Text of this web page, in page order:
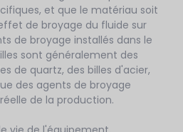
et que le matériau soit
de broyage du fluide sur
de broyage installés dans le
sont généralement des
de quartz, des billes d'acier,
des agents de broyage
de la production.